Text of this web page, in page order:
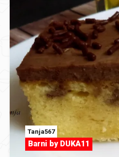
Tanja567
Barni by DUKA11